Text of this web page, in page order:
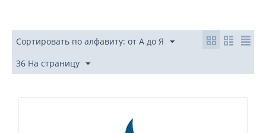
слоновая кость
фиолетовый, сиреневый
черный
Сортировать по алфавиту: от А до Я
36 На страницу